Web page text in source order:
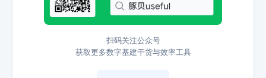
扫码关注公众号
获取更多数字基建干货与效率工具